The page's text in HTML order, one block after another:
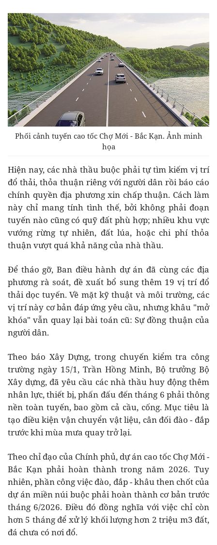
Phối cảnh tuyến cao tốc Chợ Mới - Bắc Kạn. Ảnh minh
họa
Hiện nay, các nhà thầu buộc phải tự tìm kiếm vị trí
đổ thải, thỏa thuận riêng với người dân rồi báo cáo
chính quyền địa phương xin chấp thuận. Cách làm
này chỉ mang tính tình thế, bởi không phải đoạn
tuyến nào cũng có quỹ đất phù hợp; nhiều khu vực
vướng rừng tự nhiên, đất lúa, hoặc chi phí thỏa
thuận vượt quá khả năng của nhà thầu.
Để tháo gỡ, Ban điều hành dự án đã cùng các địa
phương rà soát, đề xuất bổ sung thêm 19 vị trí đổ
thải dọc tuyến. Về mặt kỹ thuật và môi trường, các
vị trí này cơ bản đáp ứng yêu cầu, nhưng khâu "mở
khóa" vẫn quay lại bài toán cũ: Sự đồng thuận của
người dân.
Theo báo Xây Dựng, trong chuyến kiểm tra công
trường ngày 15/1, Trần Hồng Minh, Bộ trưởng Bộ
Xây dựng, đã yêu cầu các nhà thầu huy động thêm
nhân lực, thiết bị, phấn đấu đến tháng 6 phải thông
nền toàn tuyến, bao gồm cả cầu, cống. Mục tiêu là
tạo điều kiện vận chuyển vật liệu, cân đối đào - đắp
trước khi mùa mưa quay trở lại.
Theo chỉ đạo của Chính phủ, dự án cao tốc Chợ Mới -
Bắc Kạn phải hoàn thành trong năm 2026. Tuy
nhiên, phần công việc đào, đắp - khâu then chốt của
dự án miền núi buộc phải hoàn thành cơ bản trước
tháng 6/2026. Điều đó đồng nghĩa với việc chỉ còn
hơn 5 tháng để xử lý khối lượng hơn 2 triệu m3 đất,
đá chưa có nơi đổ.